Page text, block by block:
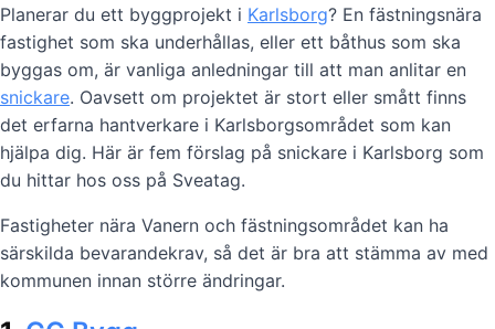
Planerar du ett byggprojekt i Karlsborg? En fästningsnära
fastighet som ska underhållas, eller ett båthus som ska
byggas om, är vanliga anledningar till att man anlitar en
snickare. Oavsett om projektet är stort eller smått finns
det erfarna hantverkare i Karlsborgsområdet som kan
hjälpa dig. Här är fem förslag på snickare i Karlsborg som
du hittar hos oss på Sveatag.
Fastigheter nära Vanern och fästningsområdet kan ha
särskilda bevarandekrav, så det är bra att stämma av med
kommunen innan större ändringar.